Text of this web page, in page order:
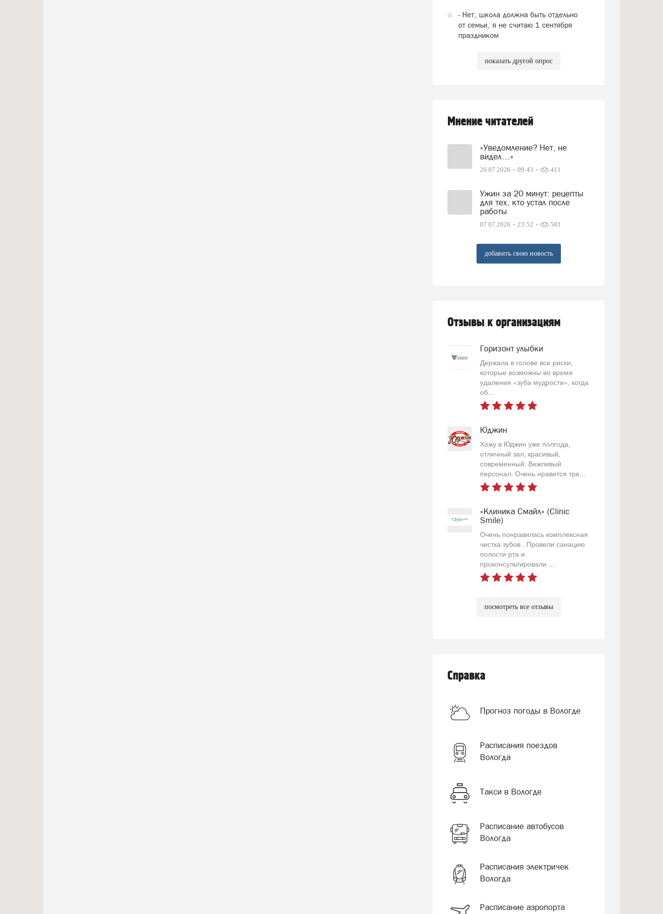
- Нет, школа должна быть отдельно
от семьи, я не считаю 1 сентября
праздником
показать другой опрос
Мнение читателей
«Уведомление? Нет, не
видел…»
20.07.2026 09:43 411
Ужин за 20 минут: рецепты
для тех, кто устал после
работы
07.07.2026 23:52 581
добавить свою новость
Отзывы к организациям
Горизонт улыбки
Держала в голове все риски,
которые возможны во время
удаления «зуба мудрости», когда
об...
Юджин
Хожу в Юджин уже полгода,
отличный зал, красивый,
современный. Вежливый
персонал. Очень нравится тре...
«Клиника Смайл» (Clinic
Smile)
Очень понравилась комплексная
чистка зубов . Провели санацию
полости рта и
проконсультировали ...
посмотреть все отзывы
Справка
Прогноз погоды в Вологде
Расписания поездов
Вологда
Такси в Вологде
Расписание автобусов
Вологда
Расписания электричек
Вологда
Расписание аэропорта